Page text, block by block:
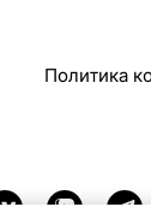
Политика